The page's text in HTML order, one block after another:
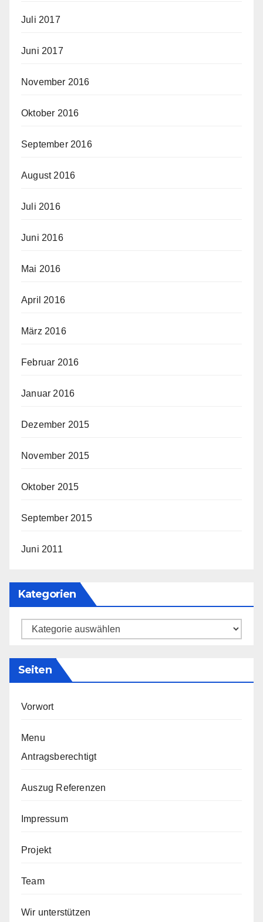
Juli 2017
Juni 2017
November 2016
Oktober 2016
September 2016
August 2016
Juli 2016
Juni 2016
Mai 2016
April 2016
März 2016
Februar 2016
Januar 2016
Dezember 2015
November 2015
Oktober 2015
September 2015
Juni 2011
Kategorien
Kategorien
Seiten
Vorwort
Menu
Antragsberechtigt
Auszug Referenzen
Impressum
Projekt
Team
Wir unterstützen